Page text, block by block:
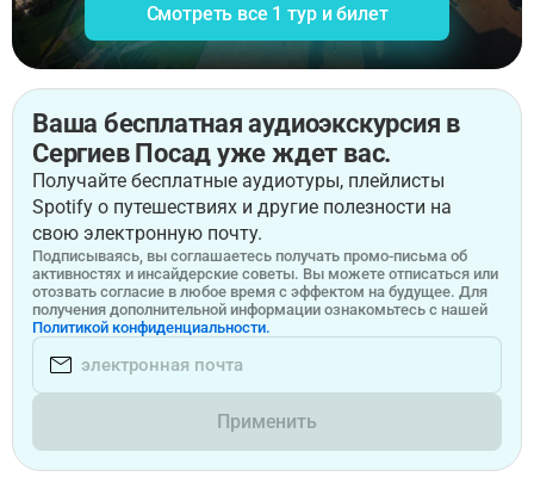
Смотреть все 1 тур и билет
Ваша бесплатная аудиоэкскурсия в
Сергиев Посад уже ждет вас.
Получайте бесплатные аудиотуры, плейлисты
Spotify о путешествиях и другие полезности на
свою электронную почту.
Подписываясь, вы соглашаетесь получать промо-письма об
активностях и инсайдерские советы. Вы можете отписаться или
отозвать согласие в любое время с эффектом на будущее. Для
получения дополнительной информации ознакомьтесь с нашей
Политикой конфиденциальности.
Применить